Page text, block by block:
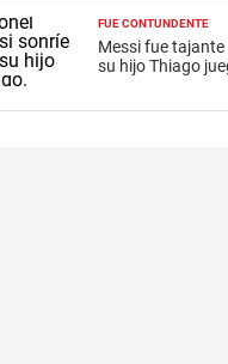
FUE CONTUNDENTE
Messi fue
su hijo Thiago